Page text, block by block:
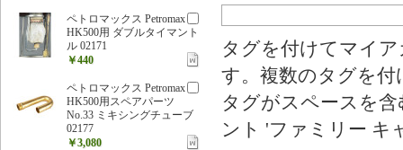
タグを付けてマイ
す。複数のタグを
タグがスペースを
ント 'ファミリー キ
ペトロマックス Petromax
HK500用 ダブルタイマント
ル 02171
￥440
ペトロマックス Petromax
HK500用スペアパーツ
No.33 ミキシングチューブ
02177
￥3,080